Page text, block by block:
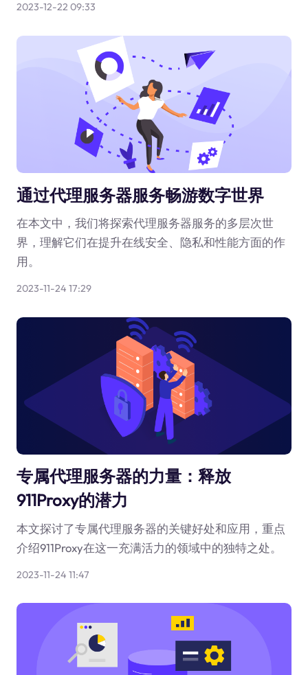
2023-12-22 09:33
通过代理服务器服务畅游数字世界
在本文中，我们将探索代理服务器服务的多层次世
界，理解它们在提升在线安全、隐私和性能方面的作
用。
2023-11-24 17:29
专属代理服务器的力量：释放
911Proxy的潜力
本文探讨了专属代理服务器的关键好处和应用，重点
介绍911Proxy在这一充满活力的领域中的独特之处。
2023-11-24 11:47